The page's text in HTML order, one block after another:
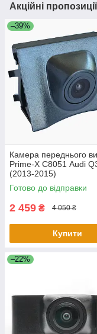
Акційні
–39%
Камера переднього
Prime-X С8051 Audi
(2013-2015)
Готово до відправки
2 459 ₴ 4 050 ₴
Купити
–22%